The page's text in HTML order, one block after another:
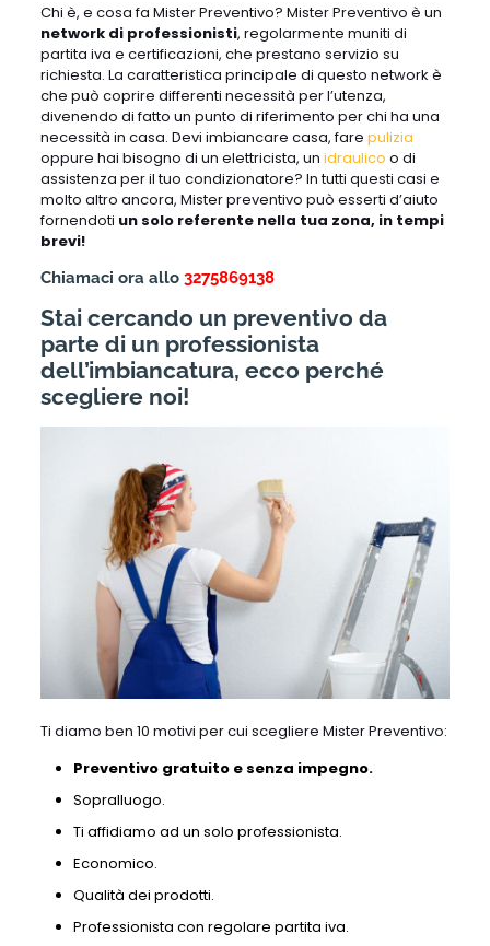
Chi è, e cosa fa Mister Preventivo? Mister Preventivo è un
network di professionisti, regolarmente muniti di
partita iva e certificazioni, che prestano servizio su
richiesta. La caratteristica principale di questo network è
che può coprire differenti necessità per l’utenza,
divenendo di fatto un punto di riferimento per chi ha una
necessità in casa. Devi imbiancare casa, fare pulizia
oppure hai bisogno di un elettricista, un idraulico o di
assistenza per il tuo condizionatore? In tutti questi casi e
molto altro ancora, Mister preventivo può esserti d’aiuto
fornendoti un solo referente nella tua zona, in tempi
brevi!
Chiamaci ora allo 3275869138
Stai cercando un preventivo da
parte di un professionista
dell’imbiancatura, ecco perché
scegliere noi!
Ti diamo ben 10 motivi per cui scegliere Mister Preventivo:
Preventivo gratuito e senza impegno.
Sopralluogo.
Ti affidiamo ad un solo professionista.
Economico.
Qualità dei prodotti.
Professionista con regolare partita iva.